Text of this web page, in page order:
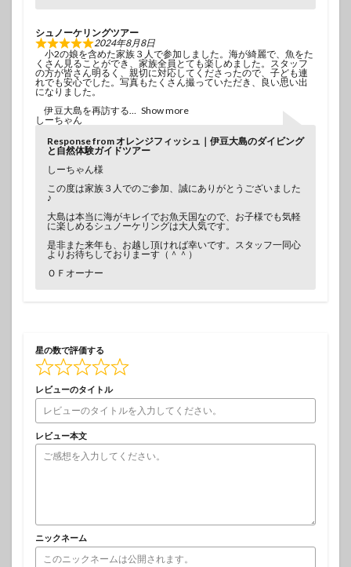
シュノーケリングツアー
2024年8月8日
小2の娘を含めた家族３人で参加しました。海が綺麗で、魚をた
くさん見ることができ、家族全員とても楽しめました。スタッフ
の方が皆さん明るく、親切に対応してくださったので、子ども連
れでも安心でした。写真もたくさん撮っていただき、良い思い出
になりました。
伊豆大島を再訪する
Show more
しーちゃん
Response from オレンジフィッシュ｜伊豆大島のダイビング
と自然体験ガイドツアー
しーちゃん様
この度は家族３人でのご参加、誠にありがとうございました
♪
大島は本当に海がキレイでお魚天国なので、お子様でも気軽
に楽しめるシュノーケリングは大人気です。
是非また来年も、お越し頂ければ幸いです。スタッフ一同心
よりお待ちしておりまーす（＾＾）
ＯＦオーナー
星の数で評価する
レビューのタイトル
レビュー本文
ニックネーム